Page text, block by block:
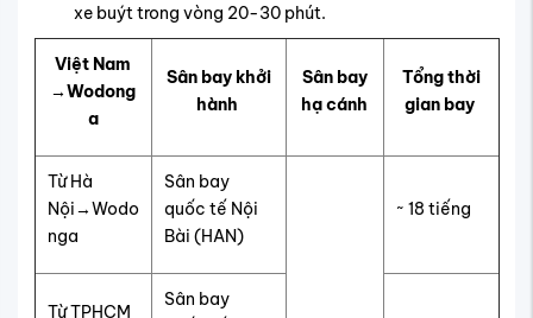
xe buýt trong vòng 20-30 phút.
Việt Nam
→Wodong
a
Sân bay khởi
hành
Sân bay
hạ cánh
Tổng thời
gian bay
Từ Hà
Nội→Wodo
nga
Sân bay
quốc tế Nội
Bài (HAN)
~ 18 tiếng
Từ TPHCM
Sân bay